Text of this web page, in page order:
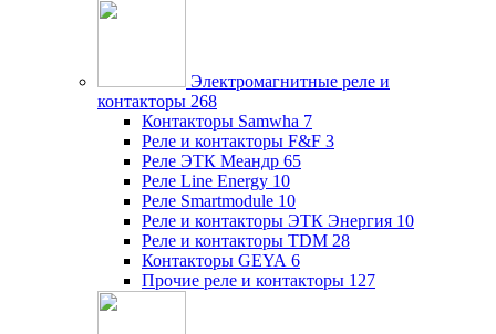
Электромагнитные реле и
контакторы 268
Контакторы Samwha 7
Реле и контакторы F&F 3
Реле ЭТК Меандр 65
Реле Line Energy 10
Реле Smartmodule 10
Реле и контакторы ЭТК Энергия 10
Реле и контакторы TDM 28
Контакторы GEYA 6
Прочие реле и контакторы 127